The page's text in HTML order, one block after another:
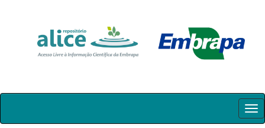
Skip